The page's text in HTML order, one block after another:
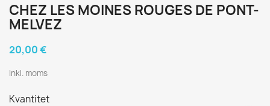
CHEZ LES MOINES ROUGES DE PONT-
MELVEZ
20,00 €
Inkl. moms
Kvantitet